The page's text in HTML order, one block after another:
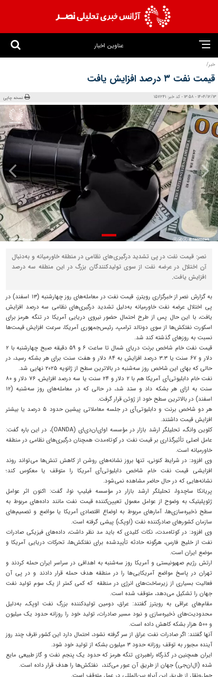
عناوین اخبار
خبر/
قیمت نفت ۳ درصد افزایش یافت
1404/12/13 - 13:58 - کد خبر: 157241 نسخه چاپی
نصر: قیمت نفت در پی تشدید درگیری‌های نظامی در منطقه خاورمیانه و به‌دنبال
آن اختلال در عرضه نفت از سوی تولیدکنندگان بزرگ در این منطقه سه درصد
افزایش یافت.
به گزارش نصر از خبرگزاری رویترز، قیمت نفت در معامله‌های روز چهارشنبه (۱۳ اسفند) در
پی اختلال عرضه نفت خاورمیانه به‌دلیل تشدید درگیری‌های نظامی سه درصد افزایش
یافت، با این حال پس از طرح احتمال حضور نیروی دریایی آمریکا در تنگه هرمز برای
اسکورت نفتکش‌ها از سوی دونالد ترامپ، رئیس‌جمهوری آمریکا، سرعت افزایش قیمت‌ها
نسبت به روزهای گذشته کند شد.
قیمت نفت خام شاخص برنت دریای شمال تا ساعت ۶ و ۵۹ دقیقه صبح چهارشنبه با ۲
دلار و ۶۷ سنت یا ۳.۳ درصد افزایش به ۸۴ دلار و هفت سنت برای هر بشکه رسید، در
حالی که بهای این شاخص روز سه‌شنبه در بالاترین سطح از ژانویه ۲۰۲۵ نهایی شد.
نفت خام دابلیوتی‌آی آمریکا هم با ۲ دلار و ۲۴ سنت یا سه درصد افزایش، ۷۶ دلار و ۸۰
سنت به ازای هر بشکه داد و ستد شد، در حالی که در معامله‌های روز سه‌شنبه (۱۲
اسفند) در بالاترین سطح خود از ژوئن قرار گرفت.
هر دو شاخص برنت و دابلیوتی‌آی در جلسه معاملاتی پیشین حدود ۵ درصد یا بیشتر
افزایش قیمت داشتند.
کلوین وانگ، تحلیلگر ارشد بازار در مؤسسه اوای‌ان‌دی‌ای (OANDA)، در این باره گفت:
عامل اصلی تأثیرگذاری بر قیمت نفت در کوتاه‌مدت همچنان درگیری‌های نظامی در منطقه
خاورمیانه است.
وی افزود: در شرایط کنونی، تنها بروز نشانه‌های روشن از کاهش تنش‌ها می‌تواند روند
افزایشی قیمت نفت خام شاخص دابلیوتی‌آی آمریکا را متوقف یا معکوس کند؛
نشانه‌هایی که در حال حاضر مشاهده نمی‌شود.
پریانکا ساچدوا، تحلیلگر ارشد بازار در مؤسسه فیلیپ نوا، گفت: اکنون اثر عوامل
ژئوپلیتیک به وضوح از عوامل معمول تعیین‌کننده قیمت نفت مانند داده‌های مربوط به
سطح ذخیره‌سازی‌ها، آمارهای مربوط به اوضاع اقتصادی آمریکا یا مواضع و تصمیم‌های
سازمان کشورهای صادرکننده نفت (اوپک) پیشی گرفته است.
وی افزود: در کوتاه‌مدت، نکات کلیدی که باید مد نظر داشت، داده‌های فیزیکی صادرات
نفت از خلیج فارس، هرگونه حادثه تأییدشده برای نفتکش‌ها، تحرکات دریایی آمریکا و
موضع ایران است.
ارتش رژیم صهیونیستی و آمریکا روز سه‌شنبه به اهدافی در سراسر ایران حمله کردند و
تهران در پاسخ مواضع آمریکایی‌ها را در منطقه هدف حمله قرار دادند و در پی آن
فعالیت بسیاری از زیرساخت‌های انرژی در منطقه‌ که کمی کمتر از یک سوم تولید نفت
جهان را تشکیل می‌دهد، متوقف شده است.
مقام‌های عراقی به رویترز گفتند: عراق، دومین تولیدکننده بزرگ نفت اوپک، به‌دلیل
محدودیت‌های ذخیره‌سازی و نبود مسیر صادرات، تولید خود را روزانه حدود یک میلیون
و ۵۰۰ هزار بشکه کاهش داده است.
آنها گفتند: اگر صادرات نفت عراق از سر گرفته نشود، احتمال دارد این کشور ظرف چند روز
آینده مجبور به توقف روزانه حدود ۳ میلیون بشکه از تولید خود شود.
ایران همچنین در گذرگاه راهبردی تنگه هرمز که حدود یک پنجم نفت و گاز طبیعی مایع
شده (ال‌ان‌جی) جهان از طریق آن عبور می‌کند، نفتکش‌ها را هدف قرار داده است.